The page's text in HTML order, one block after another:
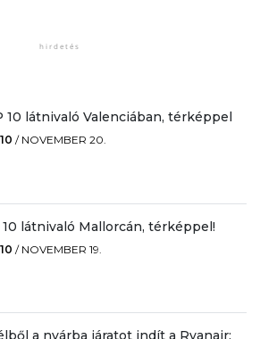
10 látnivaló Valenciában, térképpel
/ NOVEMBER 20.
10 látnivaló Mallorcán, térképpel!
/ NOVEMBER 19.